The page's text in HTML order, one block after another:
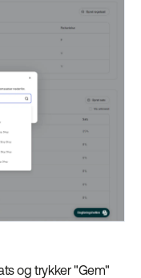
og trykker "Gem"